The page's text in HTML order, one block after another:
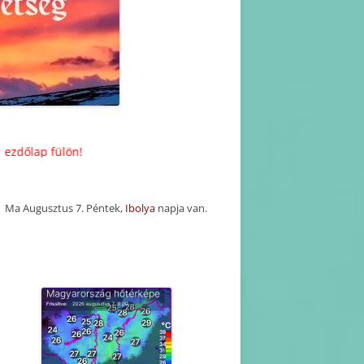
KORÁBBI HAVI PROGRAM
TERVEZETEK(2025-2016)
KORÁBBI PROGRAMOK-
BEJEGYZÉSEK
Ma Augusztus 7. Péntek, Ibolya napja van.